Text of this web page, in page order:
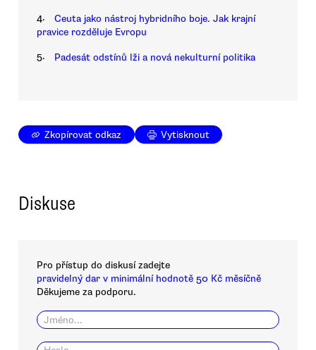
4.
Ceuta jako nástroj hybridního boje. Jak krajní
pravice rozděluje Evropu
5. Padesát odstínů lži a nová nekulturní politika
Zkopírovat odkaz Vytisknout
Diskuse
Pro přístup do diskusí zadejte
pravidelný dar v minimální hodnotě 50 Kč měsíčně
Děkujeme za podporu.